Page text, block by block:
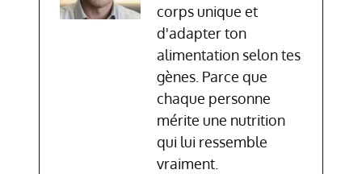
corps unique et
d'adapter ton
alimentation selon tes
gènes. Parce que
chaque personne
mérite une nutrition
qui lui ressemble
vraiment.